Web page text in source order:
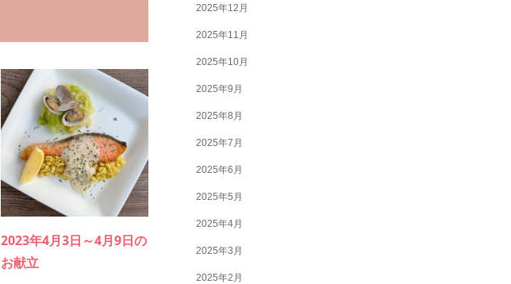
2023年4月3日～4月9日の
お献立
2025年12月
2025年11月
2025年10月
2025年9月
2025年8月
2025年7月
2025年6月
2025年5月
2025年4月
2025年3月
2025年2月